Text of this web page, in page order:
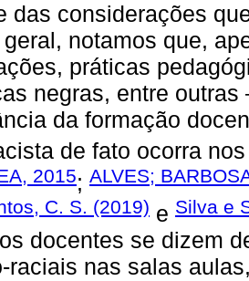
das considerações
notamos que,
práticas
negras, entre
da formação
de fato ocorra
2015; ALVES;
C. S. (2019) e Silva e
docentes se dizem
raciais nas salas